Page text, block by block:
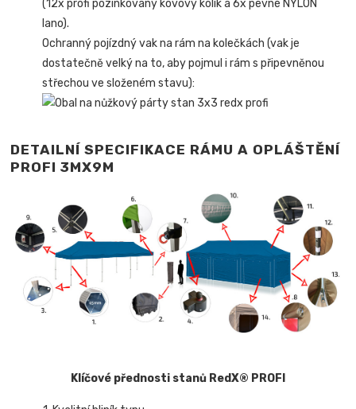
(12x profi pozinkovaný kovový kolík a 6x pevné NYLON
lano).
Ochranný pojízdný vak na rám na kolečkách (vak je
dostatečně velký na to, aby pojmul i rám s připevněnou
střechou ve složeném stavu):
DETAILNÍ SPECIFIKACE RÁMU A OPLÁŠTĚNÍ
PROFI 3MX9M
Klíčové přednosti stanů RedX® PROFI